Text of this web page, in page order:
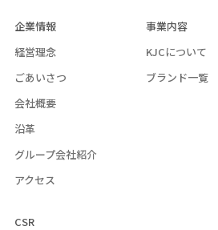
企業情報
経営理念
ごあいさつ
会社概要
沿革
グループ会社紹介
アクセス
事業内容
KJCについて
ブランド一覧
CSR